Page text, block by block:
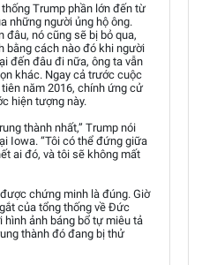
Trump phần lớn đến từ
những người ủng hộ ông.
đâu, nó cũng sẽ bị bỏ qua,
bằng cách nào đó khi người
đến đâu đi nữa, ông ta vẫn
khác. Ngay cả trước cuộc
năm 2016, chính ứng cử
hiện tượng này.
thành nhất,” Trump nói
Iowa. “Tôi có thể đứng giữa
ai đó, và tôi sẽ không mất
chứng minh là đúng. Giờ
của tổng thống về Đức
hình ảnh báng bổ tự miêu tả
thành đó đang bị thử